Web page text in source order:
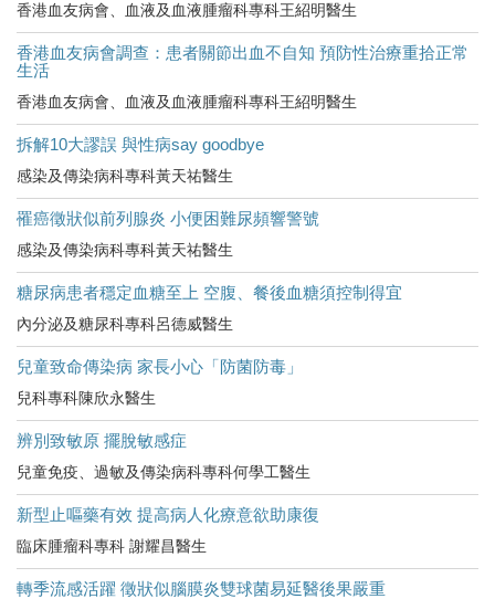
香港血友病會、血液及血液腫瘤科專科王紹明醫生
香港血友病會調查：患者關節出血不自知 預防性治療重拾正常
生活
香港血友病會、血液及血液腫瘤科專科王紹明醫生
拆解10大謬誤 與性病say goodbye
感染及傳染病科專科黃天祐醫生
罹癌徵狀似前列腺炎 小便困難尿頻響警號
感染及傳染病科專科黃天祐醫生
糖尿病患者穩定血糖至上 空腹、餐後血糖須控制得宜
內分泌及糖尿科專科呂德威醫生
兒童致命傳染病 家長小心「防菌防毒」
兒科專科陳欣永醫生
辨別致敏原 擺脫敏感症
兒童免疫、過敏及傳染病科專科何學工醫生
新型止嘔藥有效 提高病人化療意欲助康復
臨床腫瘤科專科 謝耀昌醫生
轉季流感活躍 徵狀似腦膜炎雙球菌易延醫後果嚴重